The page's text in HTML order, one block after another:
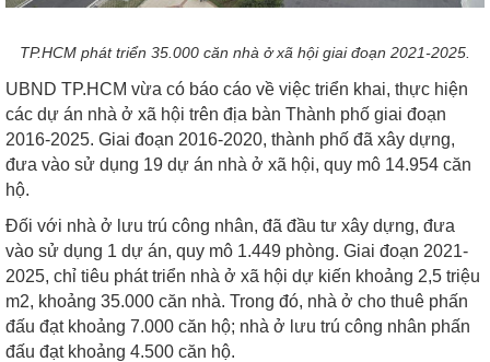
TP.HCM phát triển 35.000 căn nhà ở xã hội giai đoạn 2021-2025.
UBND TP.HCM vừa có báo cáo về việc triển khai, thực hiện
các dự án nhà ở xã hội trên địa bàn Thành phố giai đoạn
2016-2025. Giai đoạn 2016-2020, thành phố đã xây dựng,
đưa vào sử dụng 19 dự án nhà ở xã hội, quy mô 14.954 căn
hộ.
Đối với nhà ở lưu trú công nhân, đã đầu tư xây dựng, đưa
vào sử dụng 1 dự án, quy mô 1.449 phòng. Giai đoạn 2021-
2025, chỉ tiêu phát triển nhà ở xã hội dự kiến khoảng 2,5 triệu
m2, khoảng 35.000 căn nhà. Trong đó, nhà ở cho thuê phấn
đấu đạt khoảng 7.000 căn hộ; nhà ở lưu trú công nhân phấn
đấu đạt khoảng 4.500 căn hộ.